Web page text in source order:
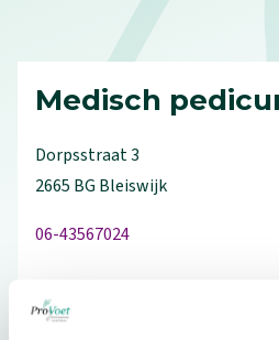
Medisch
Dorpsstraat3
2665 BG Bleiswijk
06-43567024